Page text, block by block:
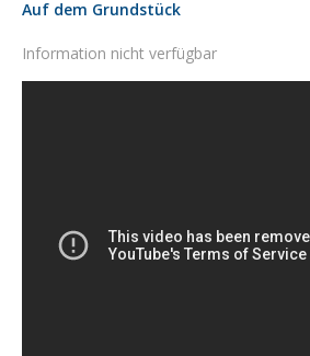
Auf dem Grundstück
Information nicht verfügbar